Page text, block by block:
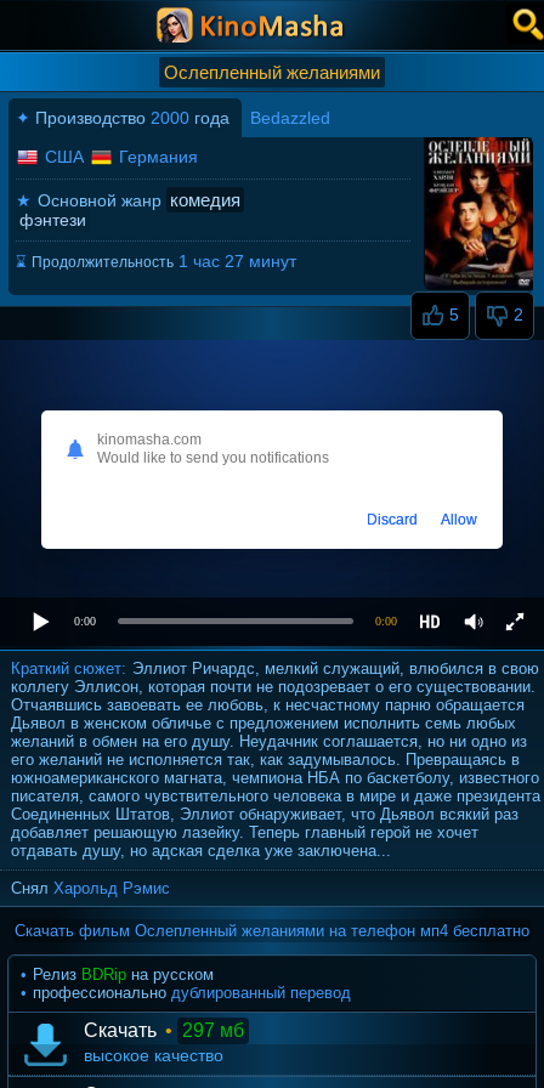
Ослепленный желаниями
✦ Производство 2000 года Bedazzled
5 2
США Германия
★ Основной жанр комедия
фэнтези
⌛ Продолжительность 1 час 27 минут
0:00 0:00
Краткий сюжет: Эллиот Ричардс, мелкий служащий, влюбился в свою
коллегу Эллисон, которая почти не подозревает о его существовании.
Отчаявшись завоевать ее любовь, к несчастному парню обращается
Дьявол в женском обличье с предложением исполнить семь любых
желаний в обмен на его душу. Неудачник соглашается, но ни одно из
его желаний не исполняется так, как задумывалось. Превращаясь в
южноамериканского магната, чемпиона НБА по баскетболу, известного
писателя, самого чувствительного человека в мире и даже президента
Соединенных Штатов, Эллиот обнаруживает, что Дьявол всякий раз
добавляет решающую лазейку. Теперь главный герой не хочет
отдавать душу, но адская сделка уже заключена...
Снял Харольд Рэмис
Скачать фильм Ослепленный желаниями на телефон мп4 бесплатно
Релиз BDRip на русском
профессионально дублированный перевод
Скачать • 297 мб
высокое качество
kinomasha.com
Would like to send you notifications
Discard Allow